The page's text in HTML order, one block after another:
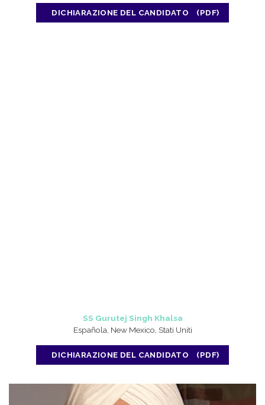
DICHIARAZIONE DEL CANDIDATO
SS Gurutej Singh Khalsa
Española, New Mexico, Stati Uniti
DICHIARAZIONE DEL CANDIDATO